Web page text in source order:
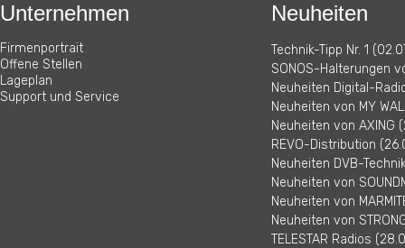
Unternehmen
Firmenportrait
Offene Stellen
Lageplan
Support und Service
Neuheiten
Technik-Tipp Nr. 1
SONOS-Halterungen
Neuheiten Digital-
Neuheiten von MY
Neuheiten von AXING
REVO-Distribution
Neuheiten DVB-
Neuheiten von
Neuheiten von
Neuheiten von
TELESTAR Radios